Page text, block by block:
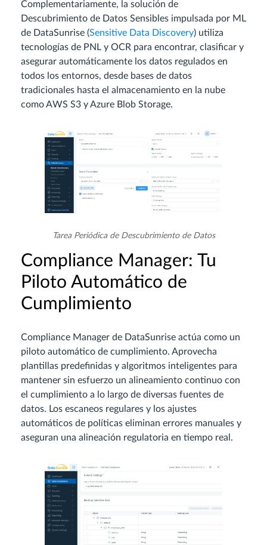
Complementariamente, la solución de
Descubrimiento de Datos Sensibles impulsada por ML
de DataSunrise (Sensitive Data Discovery) utiliza
tecnologías de PNL y OCR para encontrar, clasificar y
asegurar automáticamente los datos regulados en
todos los entornos, desde bases de datos
tradicionales hasta el almacenamiento en la nube
como AWS S3 y Azure Blob Storage.
Tarea Periódica de Descubrimiento de Datos
Compliance Manager: Tu
Piloto Automático de
Cumplimiento
Compliance Manager de DataSunrise actúa como un
piloto automático de cumplimiento. Aprovecha
plantillas predefinidas y algoritmos inteligentes para
mantener sin esfuerzo un alineamiento continuo con
el cumplimiento a lo largo de diversas fuentes de
datos. Los escaneos regulares y los ajustes
automáticos de políticas eliminan errores manuales y
aseguran una alineación regulatoria en tiempo real.